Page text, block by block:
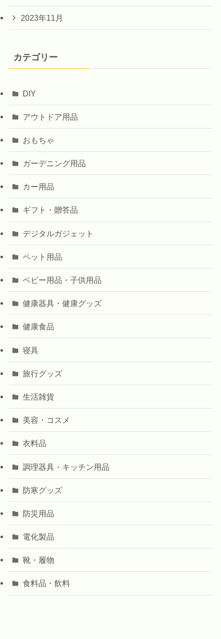
2023年11月
カテゴリー
DIY
アウトドア用品
おもちゃ
ガーデニング用品
カー用品
ギフト・贈答品
デジタルガジェット
ペット用品
ベビー用品・子供用品
健康器具・健康グッズ
健康食品
寝具
旅行グッズ
生活雑貨
美容・コスメ
衣料品
調理器具・キッチン用品
防寒グッズ
防災用品
電化製品
靴・履物
食料品・飲料